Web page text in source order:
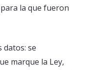
la que fueron
datos: se
marque la Ley,